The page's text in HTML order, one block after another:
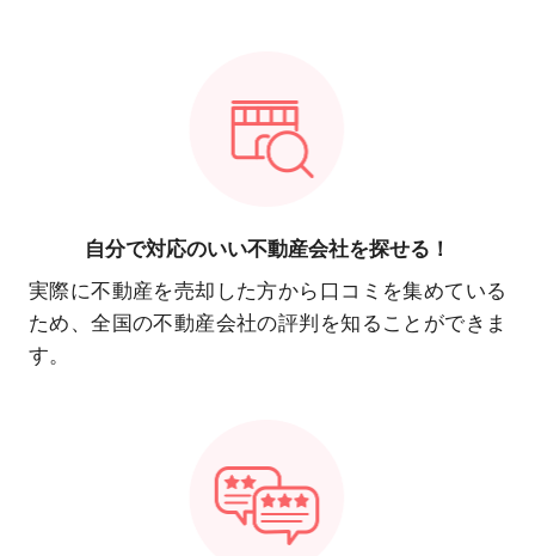
自分で対応のいい不動産会社を探せる！
実際に不動産を売却した方から口コミを集めている
ため、全国の不動産会社の評判を知ることができま
す。